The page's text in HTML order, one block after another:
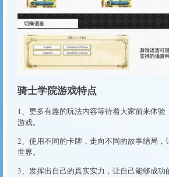
骑士学院游戏特点
1、更多有趣的玩法内容等待着大家前来体验
游戏。
2、使用不同的卡牌，走向不同的故事结局，
世界。
3、发挥出自己的真实实力，让自己能够成功